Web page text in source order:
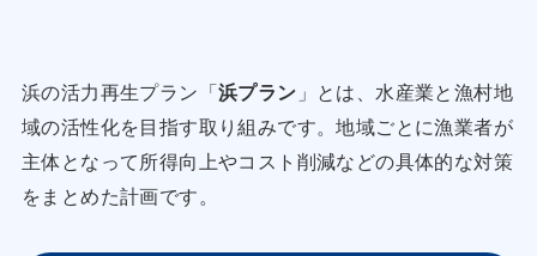
路拡大を図るため情報収集を行う。
（３）地域の性を生かした独自の資源管理による
生産量の拡大
①サケ種苗放流は、二次飼育施設を活用した方法
浜の活力再生プラン「浜プラン 」とは、水産業と漁村地
域の活性化を目指す取り組みです。地域ごとに漁業者が
主体となって所得向上やコスト削減などの具体的な対策
をまとめた計画です。